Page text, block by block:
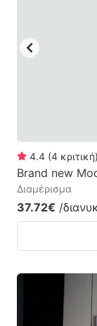
4.4 (4 κριτική)
Brand new
Διαμέρισμα
37.72€ /